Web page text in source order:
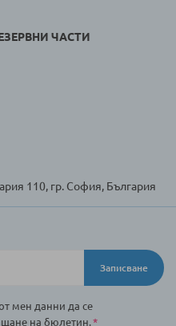
ЧАСТИ
110, гр. София, България
Записване
мен данни да се
на бюлетин.